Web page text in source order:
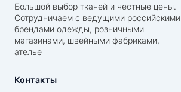
Большой выбор тканей и честные цены.
Сотрудничаем с ведущими российскими
брендами одежды, розничными
магазинами, швейными фабриками,
ателье
Контакты